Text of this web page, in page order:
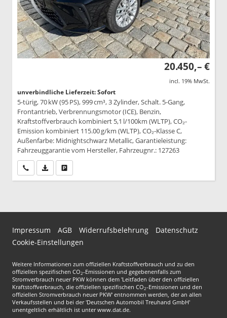
20.450,– €
incl. 19% MwSt.
unverbindliche Lieferzeit: Sofort
5-türig, 70 kW (95 PS), 999 cm³, 3 Zylinder, Schalt. 5-Gang,
Frontantrieb, Verbrennungsmotor (ICE), Benzin,
Kraftstoffverbrauch kombiniert 5,1 l/100km (WLTP), CO₂-
Emission kombiniert 115.00 g/km (WLTP), CO₂-Klasse C,
Außenfarbe: Midnightschwarz Metallic, Garantieleistung:
Fahrzeuggarantie vom Hersteller, Fahrzeugnr.: 127263
Wir rufen Sie anPDF-Datei, Fahrzeugexposé drucken
Impressum AGB Widerrufsbelehrung
Datenschutz
Cookie-Einstellungen
Weitere Informationen zum offiziellen Kraftstoffverbrauch und zu den
offiziellen spezifischen CO2-Emissionen und gegebenenfalls zum
Stromverbrauch neuer PKW können dem 'Leitfaden über den offiziellen
Kraftstoffverbrauch, die offiziellen spezifischen CO2-Emissionen und den
offiziellen Stromverbrauch neuer PKW' entnommen werden, der an allen
Verkaufsstellen und bei der 'Deutschen Automobil Treuhand GmbH'
unentgeltlich erhältlich ist unter www.dat.de.